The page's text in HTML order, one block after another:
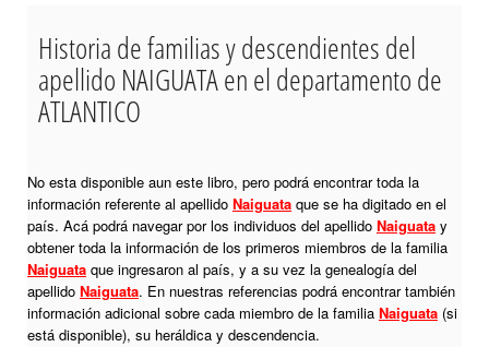
Historia de familias y descendientes del
apellido NAIGUATA en el departamento de
ATLANTICO
No esta disponible aun este libro, pero podrá encontrar toda la
información referente al apellido Naiguata que se ha digitado en el
país. Acá podrá navegar por los individuos del apellido Naiguata y
obtener toda la información de los primeros miembros de la familia
Naiguata que ingresaron al país, y a su vez la genealogía del
apellido Naiguata. En nuestras referencias podrá encontrar también
información adicional sobre cada miembro de la familia Naiguata (si
está disponible), su heráldica y descendencia.